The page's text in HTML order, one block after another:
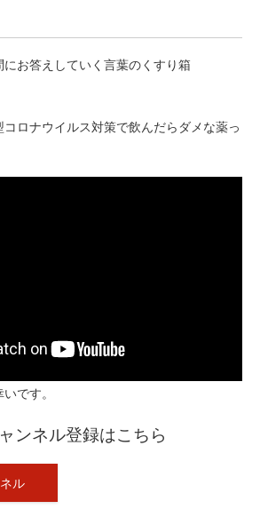
お答えしていく言葉のくすり箱
ロナウイルス対策で飲んだらダメな薬っ
です。
ンネル登録はこちら
ル